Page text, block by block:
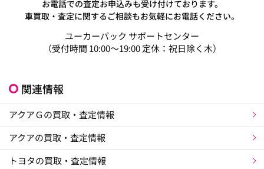
お電話での査定お申込みも受け付けております。
車買取・査定に関するご相談もお気軽にお電話ください。
ユーカーパック サポートセンター
（受付時間 10:00～19:00 定休：祝日除く木）
関連情報
アクアＧの買取・査定情報
アクアの買取・査定情報
トヨタの買取・査定情報